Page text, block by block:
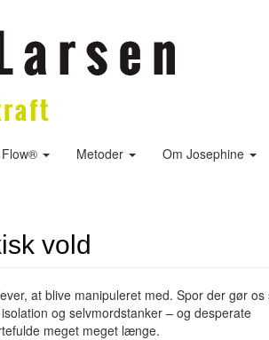
Metoder Om Josephine
vold
at blive manipuleret med. Spor der gør os
og selvmordstanker – og desperate
meget meget længe.